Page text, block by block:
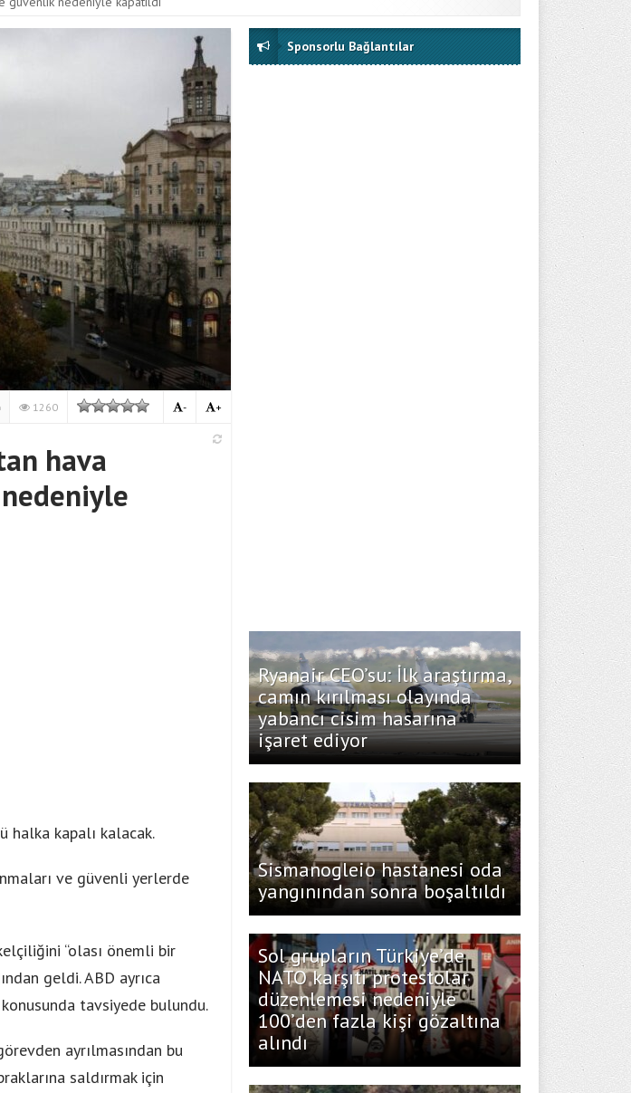
1260 +
-
hava
halka kapalı kalacak.
ve güvenli yerlerde
“olası önemli bir
geldi. ABD ayrıca
konusunda tavsiyede bulundu.
ayrılmasından bu
saldırmak için
Sponsorlu Bağlantılar
Ryanair CEO’su: İlk araştırma,
camın kırılması olayında
yabancı cisim hasarına
işaret ediyor
Sismanogleio hastanesi oda
yangınından sonra boşaltıldı
Sol grupların Türkiye’de
NATO karşıtı protestolar
düzenlemesi nedeniyle
100’den fazla kişi gözaltına
alındı